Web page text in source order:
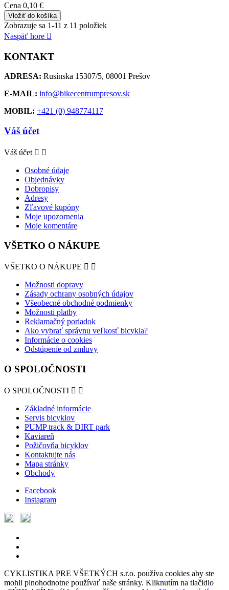
Cena 0,10 €
Vložiť do košíka
Zobrazuje sa 1-11 z 11 položiek
Naspäť hore 
KONTAKT
ADRESA: Rusínska 15307/5, 08001 Prešov
E-MAIL: info@bikecentrumpresov.sk
MOBIL: +421 (0) 948774117
Váš účet
Váš účet  
Osobné údaje
Objednávky
Dobropisy
Adresy
Zľavové kupóny
Moje upozornenia
Moje komentáre
VŠETKO O NÁKUPE
VŠETKO O NÁKUPE  
Možnosti dopravy
Zásady ochrany osobných údajov
Všeobecné obchodné podmienky
Možnosti platby
Reklamačný poriadok
Ako vybrať správnu veľkosť bicykla?
Informácie o cookies
Odstúpenie od zmluvy
O SPOLOČNOSTI
O SPOLOČNOSTI  
Základné informácie
Servis bicyklov
PUMP track & DIRT park
Kaviareň
Požičovňa bicyklov
Kontaktujte nás
Mapa stránky
Obchody
Facebook
Instagram
CYKLISTIKA PRE VŠETKÝCH s.r.o. používa cookies aby ste
mohli plnohodnotne používať naše stránky. Kliknutím na tlačidlo